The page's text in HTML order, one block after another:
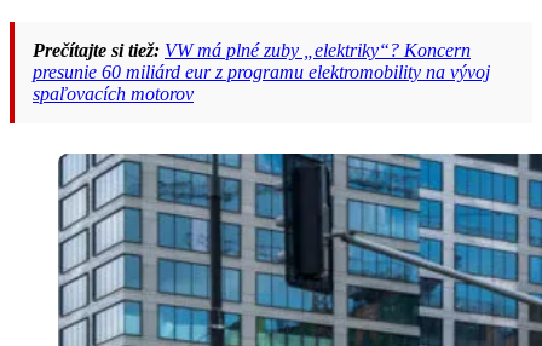
Prečítajte si tiež: VW má plné zuby „elektriky“? Koncern
presunie 60 miliárd eur z programu elektromobility na vývoj
spaľovacích motorov